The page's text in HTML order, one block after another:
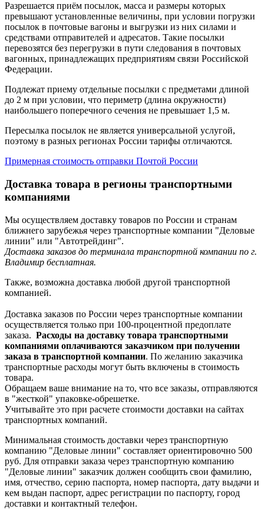
Разрешается приём посылок, масса и размеры которых
превышают установленные величины, при условии погрузки
посылок в почтовые вагоны и выгрузки из них силами и
средствами отправителей и адресатов. Такие посылки
перевозятся без перегрузки в пути следования в почтовых
вагонных, принадлежащих предприятиям связи Российской
Федерации.
Подлежат приему отдельные посылки с предметами длиной
до 2 м при условии, что периметр (длина окружности)
наибольшего поперечного сечения не превышает 1,5 м.
Пересылка посылок не является универсальной услугой,
поэтому в разных регионах России тарифы отличаются.
Примерная стоимость отправки Почтой России
Доставка товара в регионы транспортными
компаниями
Мы осуществляем доставку товаров по России и странам
ближнего зарубежья через транспортные компании "Деловые
линии" или "Автотрейдинг".
Доставка заказов до терминала транспортной компании по г.
Владимир бесплатная.
Также, возможна доставка любой другой транспортной
компанией.
Доставка заказов по России через транспортные компании
осуществляется только при 100-процентной предоплате
заказа. Расходы на доставку товара транспортными
компаниями оплачиваются заказчиком при получении
заказа в транспортной компании. По желанию заказчика
транспортные расходы могут быть включены в стоимость
товара.
Обращаем ваше внимание на то, что все заказы, отправляются
в "жесткой" упаковке-обрешетке.
Учитывайте это при расчете стоимости доставки на сайтах
транспортных компаний.
Минимальная стоимость доставки через транспортную
компанию "Деловые линии" составляет ориентировочно 500
руб. Для отправки заказа через транспортную компанию
"Деловые линии" заказчик должен сообщить свои фамилию,
имя, отчество, серию паспорта, номер паспорта, дату выдачи и
кем выдан паспорт, адрес регистрации по паспорту, город
доставки и контактный телефон.